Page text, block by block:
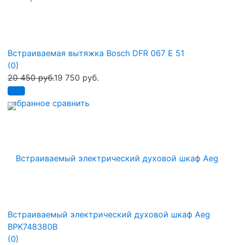
избранное сравнить
Встраиваемая вытяжка Bosch DFR 067 E 51
(0)
20 450 руб.19 750 руб.
Встраиваемый электрический духовой шкаф Aeg
BPK748380B
(0)